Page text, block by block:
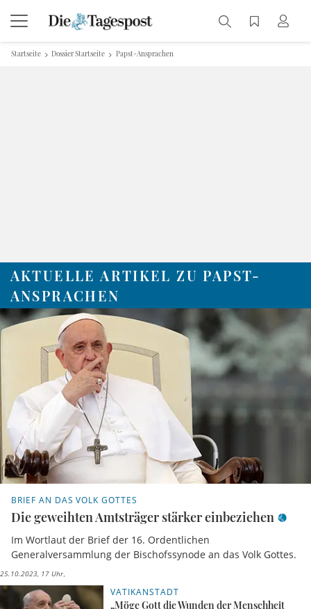
Startseite Dossier Startseite Papst-Ansprachen
AKTUELLE ARTIKEL ZU PAPST-
ANSPRACHEN
BRIEF AN DAS VOLK GOTTES
Die geweihten Amtsträger stärker einbeziehen
Im Wortlaut der Brief der 16. Ordentlichen
Generalversammlung der Bischofssynode an das Volk Gottes.
25.10.2023, 17 Uhr
VATIKANSTADT
„Möge Gott die Wunden der Menschheit